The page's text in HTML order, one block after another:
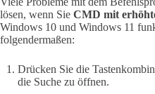
lösen, wenn Sie CMD mit
Windows 10 und Windows 11
folgendermaßen:
Drücken Sie die
die Suche zu öffnen.